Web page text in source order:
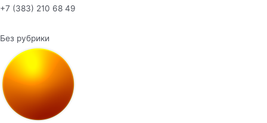
+7 (383) 210 68 49
Без рубрики